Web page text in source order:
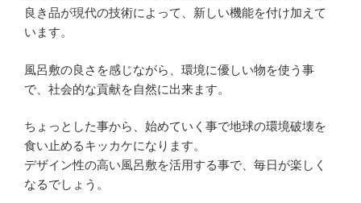
良き品が現代の技術によって、新しい機能を付け加えて
います。
風呂敷の良さを感じながら、環境に優しい物を使う事
で、社会的な貢献を自然に出来ます。
ちょっとした事から、始めていく事で地球の環境破壊を
食い止めるキッカケになります。
デザイン性の高い風呂敷を活用する事で、毎日が楽しく
なるでしょう。